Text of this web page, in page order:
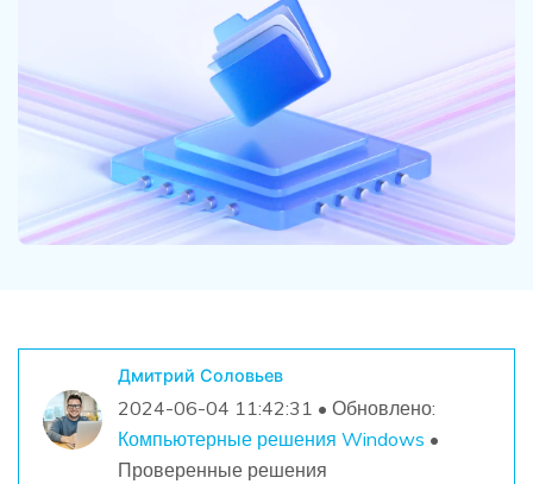
Дмитрий Соловьев
2024-06-04 11:42:31 • Обновлено:
Компьютерные решения Windows •
Проверенные решения